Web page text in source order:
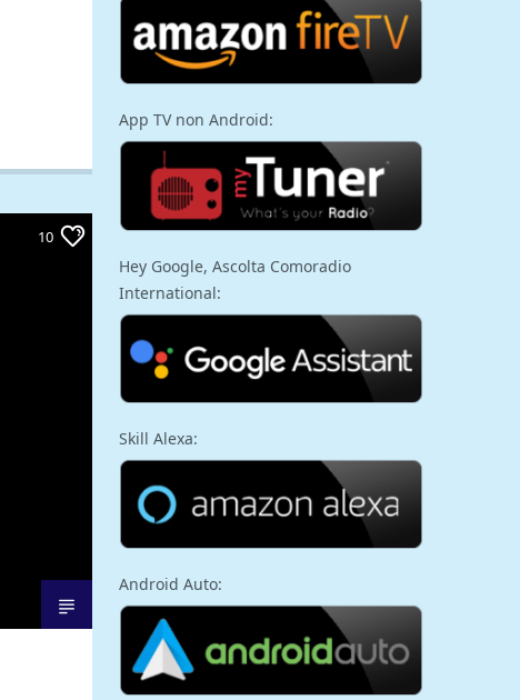
10
App TV non Android:
Hey Google, Ascolta Comoradio
International:
Skill Alexa:
Android Auto: